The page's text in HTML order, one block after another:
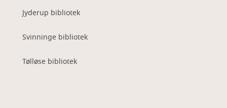
Jyderup bibliotek
Svinninge bibliotek
Tølløse bibliotek